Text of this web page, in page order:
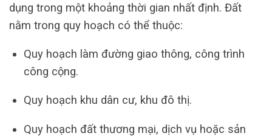
dụng trong một khoảng thời gian nhất định. Đất
nằm trong quy hoạch có thể thuộc:
Quy hoạch làm đường giao thông, công trình
công cộng.
Quy hoạch khu dân cư, khu đô thị.
Quy hoạch đất thương mại, dịch vụ hoặc sản